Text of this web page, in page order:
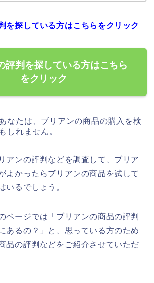
を探している方はこちらをクリック
評判を探している方はこちら
をクリック
なたは、ブリアンの商品の購入を検
しれません。
アンの評判などを調査して、ブリア
よかったらブリアンの商品を試して
いるでしょう。
ページでは「ブリアンの商品の評判
あるの？」と、思っている方のため
品の評判などをご紹介させていただ